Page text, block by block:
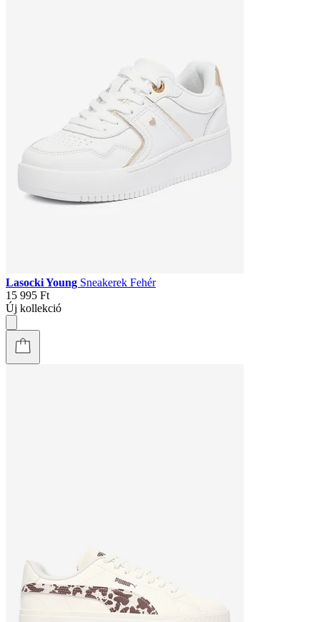
Lasocki Young Sneakerek Fehér
15 995 Ft
Új kollekció